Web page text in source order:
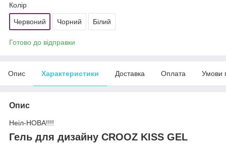
Колір
Червоний Чорний Білий
Готово до відправки
Опис Характеристики Доставка Оплата Умови
Опис
Неіл-НОВА!!!!
Гель для дизайну CROOZ KISS GEL